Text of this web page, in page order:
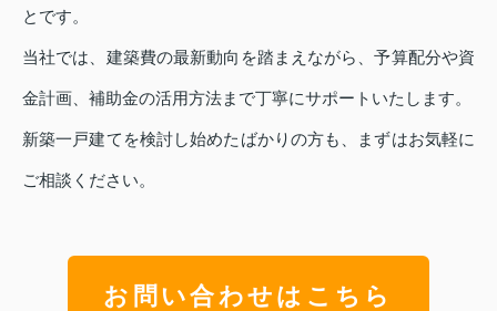
とです。
当社では、建築費の最新動向を踏まえながら、予算配分や資
金計画、補助金の活用方法まで丁寧にサポートいたします。
新築一戸建てを検討し始めたばかりの方も、まずはお気軽に
ご相談ください。
お問い合わせはこちら